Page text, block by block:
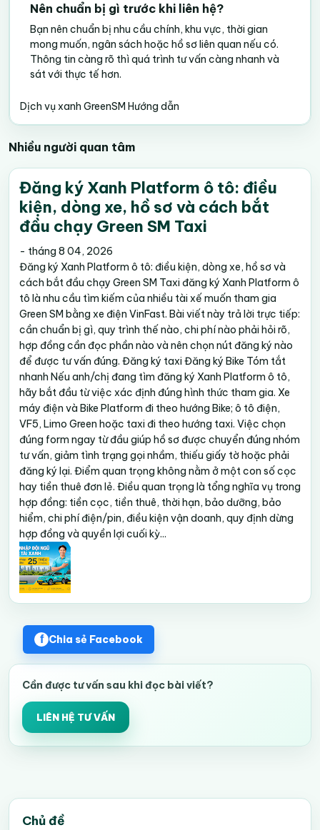
Nên chuẩn bị gì trước khi liên hệ?
Bạn nên chuẩn bị nhu cầu chính, khu vực, thời gian
mong muốn, ngân sách hoặc hồ sơ liên quan nếu có.
Thông tin càng rõ thì quá trình tư vấn càng nhanh và
sát với thực tế hơn.
Dịch vụ xanh GreenSM Hướng dẫn
Nhiều người quan tâm
Đăng ký Xanh Platform ô tô: điều
kiện, dòng xe, hồ sơ và cách bắt
đầu chạy Green SM Taxi
- tháng 8 04, 2026
Đăng ký Xanh Platform ô tô: điều kiện, dòng xe, hồ sơ và
cách bắt đầu chạy Green SM Taxi đăng ký Xanh Platform ô
tô là nhu cầu tìm kiếm của nhiều tài xế muốn tham gia
Green SM bằng xe điện VinFast. Bài viết này trả lời trực tiếp:
cần chuẩn bị gì, quy trình thế nào, chi phí nào phải hỏi rõ,
hợp đồng cần đọc phần nào và nên chọn nút đăng ký nào
để được tư vấn đúng. Đăng ký taxi Đăng ký Bike Tóm tắt
nhanh Nếu anh/chị đang tìm đăng ký Xanh Platform ô tô,
hãy bắt đầu từ việc xác định đúng hình thức tham gia. Xe
máy điện và Bike Platform đi theo hướng Bike; ô tô điện,
VF5, Limo Green hoặc taxi đi theo hướng taxi. Việc chọn
đúng form ngay từ đầu giúp hồ sơ được chuyển đúng nhóm
tư vấn, giảm tình trạng gọi nhầm, thiếu giấy tờ hoặc phải
đăng ký lại. Điểm quan trọng không nằm ở một con số cọc
hay tiền thuê đơn lẻ. Điều quan trọng là tổng nghĩa vụ trong
hợp đồng: tiền cọc, tiền thuê, thời hạn, bảo dưỡng, bảo
hiểm, chi phí điện/pin, điều kiện vận doanh, quy định dừng
hợp đồng và quyền lợi cuối kỳ...
Chia sẻ Facebook
Cần được tư vấn sau khi đọc bài viết?
LIÊN HỆ TƯ VẤN
Chủ đề